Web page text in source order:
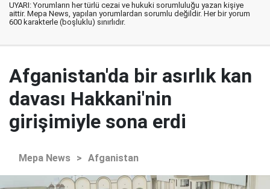
UYARI: Yorumların her türlü cezai ve hukuki sorumluluğu yazan kişiye
aittir. Mepa News, yapılan yorumlardan sorumlu değildir. Her bir yorum
600 karakterle (boşluklu) sınırlıdır.
Afganistan'da bir asırlık kan
davası Hakkani'nin
girişimiyle sona erdi
Mepa News > Afganistan